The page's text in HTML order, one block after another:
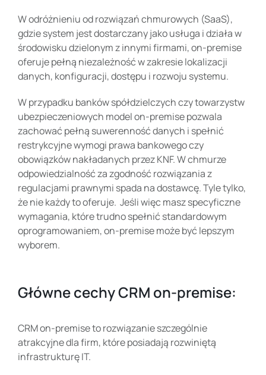
W odróżnieniu od rozwiązań chmurowych (SaaS),
gdzie system jest dostarczany jako usługa i działa w
środowisku dzielonym z innymi firmami, on-premise
oferuje pełną niezależność w zakresie lokalizacji
danych, konfiguracji, dostępu i rozwoju systemu.
W przypadku banków spółdzielczych czy towarzystw
ubezpieczeniowych model on-premise pozwala
zachować pełną suwerenność danych i spełnić
restrykcyjne wymogi prawa bankowego czy
obowiązków nakładanych przez KNF. W chmurze
odpowiedzialność za zgodność rozwiązania z
regulacjami prawnymi spada na dostawcę. Tyle tylko,
że nie każdy to oferuje. Jeśli więc masz specyficzne
wymagania, które trudno spełnić standardowym
oprogramowaniem, on-premise może być lepszym
wyborem.
Główne cechy CRM on-premise:
CRM on-premise to rozwiązanie szczególnie
atrakcyjne dla firm, które posiadają rozwiniętą
infrastrukturę IT.